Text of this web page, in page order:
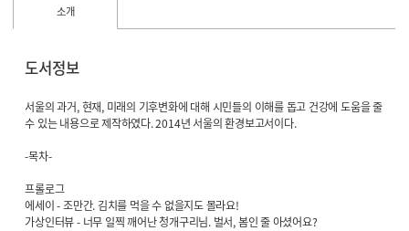
소개
도서정보
서울의 과거, 현재, 미래의 기후변화에 대해 시민들의 이해를 돕고 건강에 도움을 줄
수 있는 내용으로 제작하였다. 2014년 서울의 환경보고서이다.
-목차-
프롤로그
에세이 - 조만간. 김치를 먹을 수 없을지도 몰라요!
가상인터뷰 - 너무 일찍 깨어난 청개구리님. 벌서, 봄인 줄 아셨어요?